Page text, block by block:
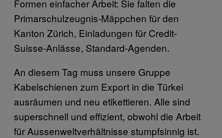
Formen einfacher Arbeit: Sie falten die
Primarschulzeugnis-Mäppchen für den
Kanton Zürich, Einladungen für Credit-
Suisse-Anlässe, Standard-Agenden.
An diesem Tag muss unsere Gruppe
Kabelschienen zum Export in die Türkei
ausräumen und neu etikettieren. Alle sind
superschnell und effizient, obwohl die Arbeit
für Aussenweltverhältnisse stumpfsinnig ist.